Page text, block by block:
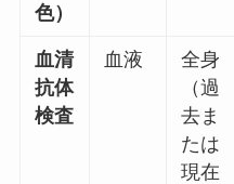
色）
血清
抗体
検査
血液
全身
（過
去ま
たは
現在